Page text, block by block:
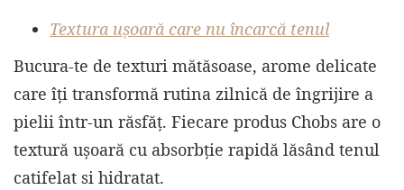
Textura ușoară care nu încarcă tenul
Bucura-te de texturi mătăsoase, arome delicate
care îți transformă rutina zilnică de îngrijire a
pielii într-un răsfăț. Fiecare produs Chobs are o
textură ușoară cu absorbție rapidă lăsând tenul
catifelat si hidratat.